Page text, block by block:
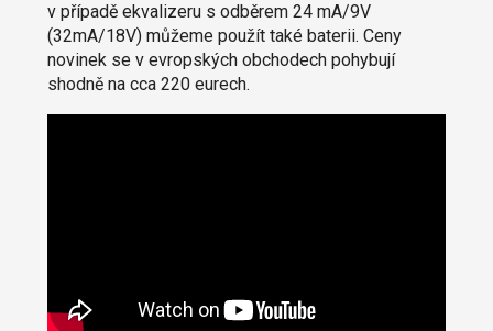
v případě ekvalizeru s odběrem 24 mA/9V
(32mA/18V) můžeme použít také baterii. Ceny
novinek se v evropských obchodech pohybují
shodně na cca 220 eurech.